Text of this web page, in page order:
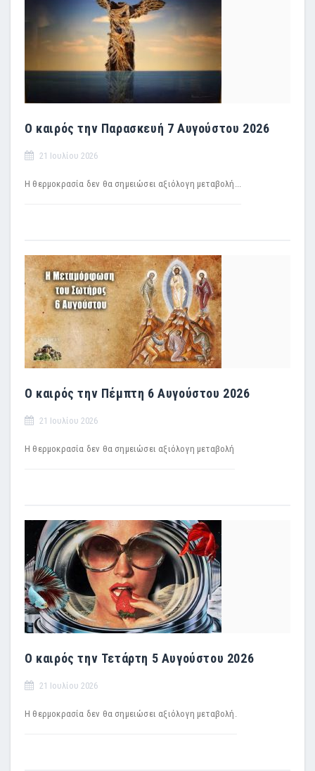
Ο καιρός την Παρασκευή 7 Αυγούστου 2026
21 Ιουλίου 2026
Η θερμοκρασία δεν θα σημειώσει αξιόλογη μεταβολή...
Ο καιρός την Πέμπτη 6 Αυγούστου 2026
21 Ιουλίου 2026
H θερμοκρασία δεν θα σημειώσει αξιόλογη μεταβολή
Ο καιρός την Τετάρτη 5 Αυγούστου 2026
21 Ιουλίου 2026
Η θερμοκρασία δεν θα σημειώσει αξιόλογη μεταβολή.